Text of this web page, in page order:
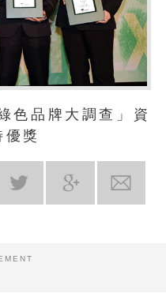
色品牌大調查」資
優獎